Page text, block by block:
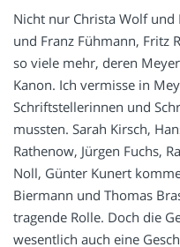
Nicht nur Christa Wolf
und Franz Fühmann, Fritz
so viele mehr, deren
Kanon. Ich vermisse in
Schriftstellerinnen und
mussten. Sarah Kirsch,
Rathenow, Jürgen Fuchs,
Noll, Günter Kunert
Biermann und Thomas
tragende Rolle. Doch die
wesentlich auch eine